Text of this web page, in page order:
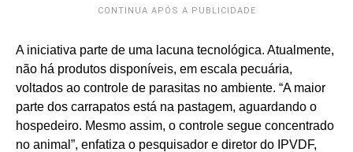
CONTINUA APÓS A PUBLICIDADE
A iniciativa parte de uma lacuna tecnológica. Atualmente,
não há produtos disponíveis, em escala pecuária,
voltados ao controle de parasitas no ambiente. “A maior
parte dos carrapatos está na pastagem, aguardando o
hospedeiro. Mesmo assim, o controle segue concentrado
no animal”, enfatiza o pesquisador e diretor do IPVDF,